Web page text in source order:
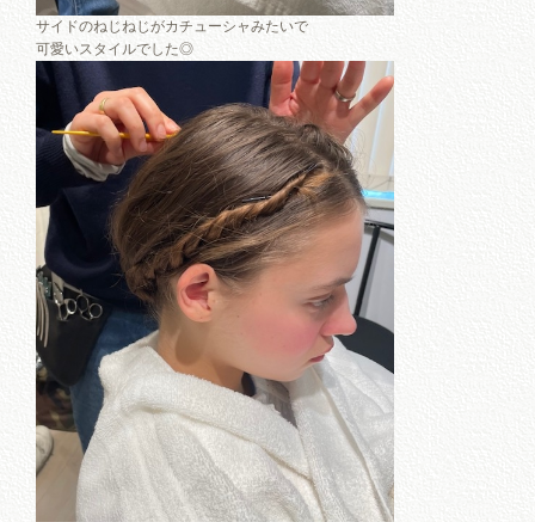
サイドのねじねじがカチューシャみたいで
可愛いスタイルでした◎